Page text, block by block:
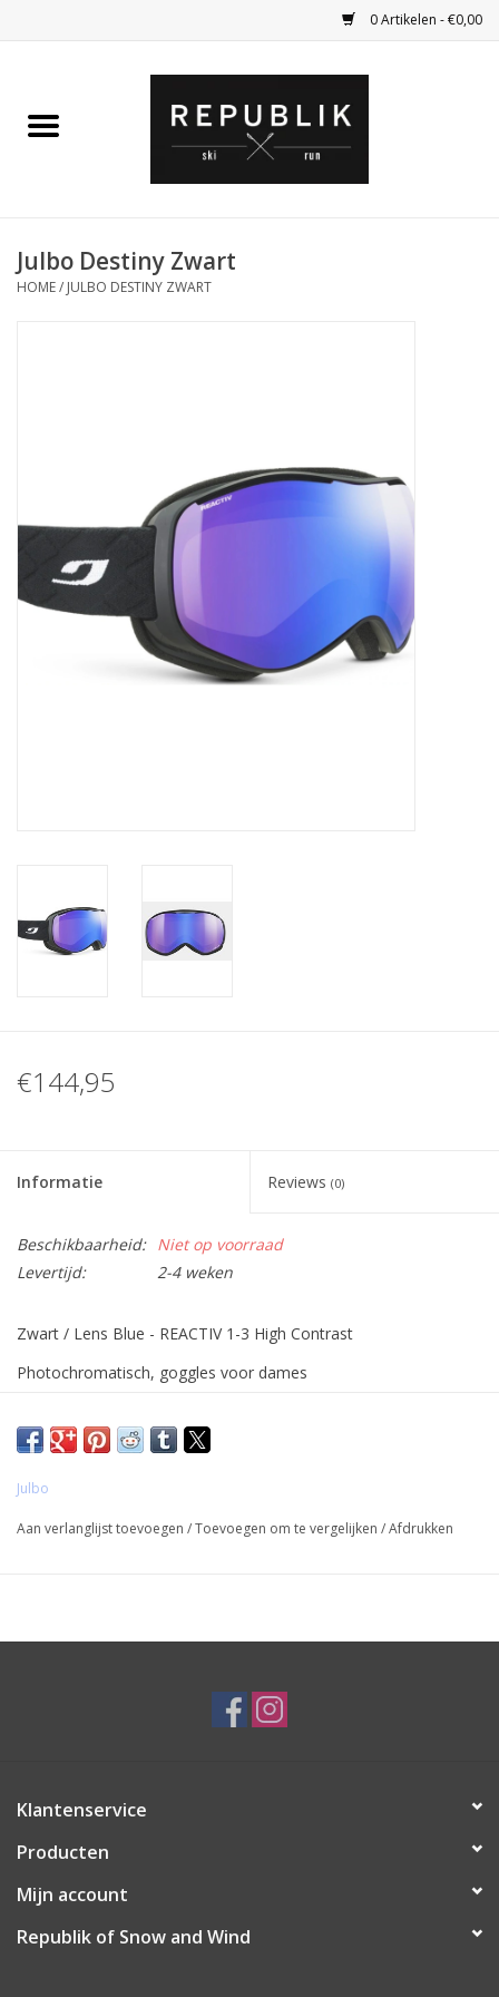
0 Artikelen - €0,00
Bagage
Running
Julbo Destiny Zwart
HOME/ JULBO DESTINY ZWART
€144,95
Informatie Reviews (0)
Beschikbaarheid: Niet op voorraad
Levertijd:
2-4 weken
Zwart / Lens Blue - REACTIV 1-3 High Contrast
Photochromatisch, goggles voor dames
Julbo
Aan verlanglijst toevoegen /Toevoegen om te vergelijken /Afdrukken
Klantenservice
Producten
Mijn account
Republik of Snow and Wind